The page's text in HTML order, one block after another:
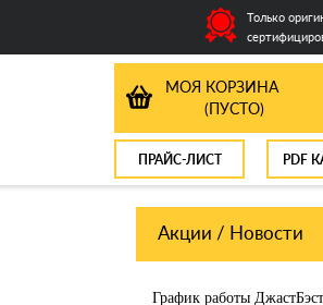
Только
МОЯ КОРЗИНА
(ПУСТО)
ПРАЙС-ЛИСТ PDF
Акции / Новости
График работы